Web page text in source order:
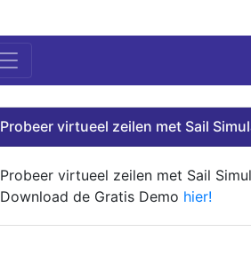
Probeer virtueel zeilen met Sail
Probeer virtueel zeilen met Sail
Download de Gratis Demo hier!